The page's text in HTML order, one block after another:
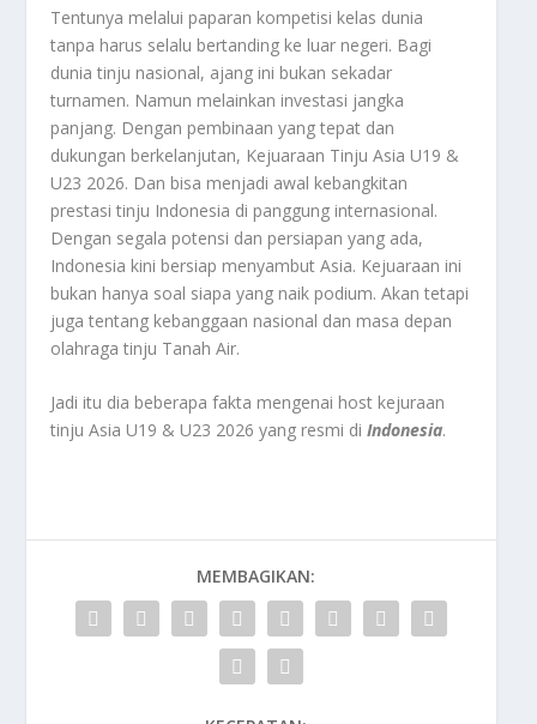
Tentunya melalui paparan kompetisi kelas dunia
tanpa harus selalu bertanding ke luar negeri. Bagi
dunia tinju nasional, ajang ini bukan sekadar
turnamen. Namun melainkan investasi jangka
panjang. Dengan pembinaan yang tepat dan
dukungan berkelanjutan, Kejuaraan Tinju Asia U19 &
U23 2026. Dan bisa menjadi awal kebangkitan
prestasi tinju Indonesia di panggung internasional.
Dengan segala potensi dan persiapan yang ada,
Indonesia kini bersiap menyambut Asia. Kejuaraan ini
bukan hanya soal siapa yang naik podium. Akan tetapi
juga tentang kebanggaan nasional dan masa depan
olahraga tinju Tanah Air.
Jadi itu dia beberapa fakta mengenai host kejuraan
tinju Asia U19 & U23 2026 yang resmi diIndonesia.
MEMBAGIKAN: